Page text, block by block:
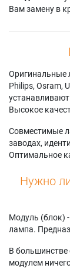
Вам замену в
Оригинальные
Philips, Osram,
Высокое
Совместимые
заводах,
Оптимальное
Нужно
Модуль (блок)
лампа.
В большинстве
модулем